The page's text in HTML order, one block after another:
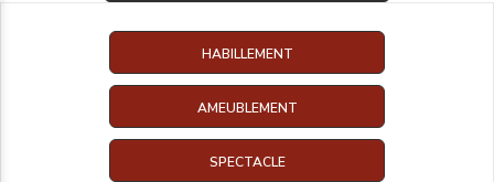
HABILLEMENT
AMEUBLEMENT
SPECTACLE